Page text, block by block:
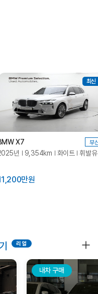
최신
X7 부
년 9,354km 화이트 휘발유
만원
내차 구매